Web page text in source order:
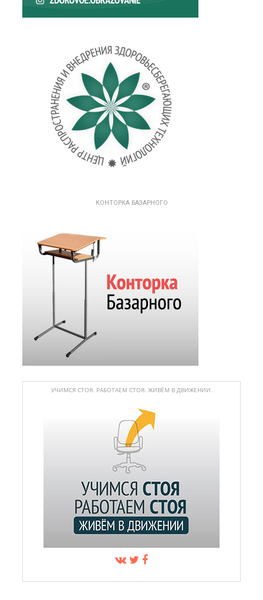
КОНТОРКА БАЗАРНОГО
УЧИМСЯ СТОЯ. РАБОТАЕМ СТОЯ. ЖИВЁМ В ДВИЖЕНИИ.